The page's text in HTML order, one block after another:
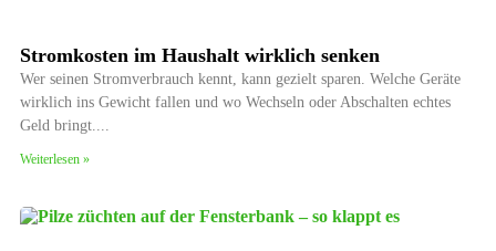
Stromkosten im Haushalt wirklich senken
Wer seinen Stromverbrauch kennt, kann gezielt sparen. Welche Geräte
wirklich ins Gewicht fallen und wo Wechseln oder Abschalten echtes
Geld bringt.
Weiterlesen »